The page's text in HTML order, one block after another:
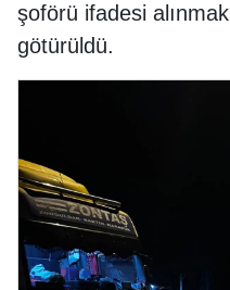
şoförü ifadesi
götürüldü.